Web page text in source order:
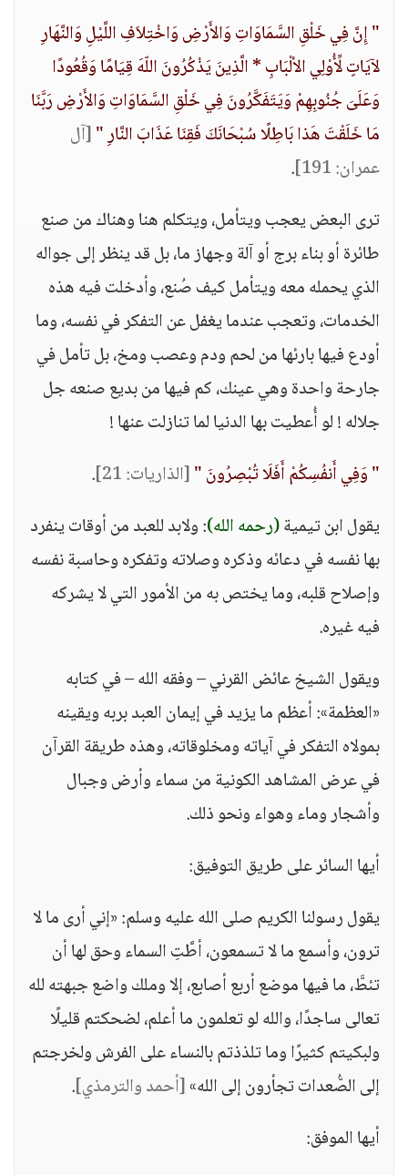
" إِنَّ فِي خَلْقِ السَّمَاوَاتِ وَالأَرْضِ وَاخْتِلاَفِ اللَّيْلِ وَالنَّهَارِ
لآيَاتٍ لِّأُوْلِي الألْبَابِ * الَّذِينَ يَذْكُرُونَ اللّهَ قِيَامًا وَقُعُودًا
وَعَلَىَ جُنُوبِهِمْ وَيَتَفَكَّرُونَ فِي خَلْقِ السَّمَاوَاتِ وَالأَرْضِ رَبَّنَا
مَا خَلَقْتَ هَذا بَاطِلًا سُبْحَانَكَ فَقِنَا عَذَابَ النَّارِ "[آل
عمران: 191]
.
ترى البعض يعجب ويتأمل، ويتكلم هنا وهناك من صنع
طائرة أو بناء برج أو آلة وجهاز ما، بل قد ينظر إلى جواله
الذي يحمله معه ويتأمل كيف صُنع، وأدخلت فيه هذه
الخدمات، وتعجب عندما يغفل عن التفكر في نفسه، وما
أودع فيها بارئها من لحم ودم وعصب ومخ، بل تأمل في
جارحة واحدة وهي عينك، كم فيها من بديع صنعه جل
جلاله ! لو أُعطيت بها الدنيا لما تنازلت عنها !
" وَفِي أَنفُسِكُمْ أَفَلَا تُبْصِرُونَ "[الذاريات: 21]
.
يقول ابن تيمية(رحمه الله): ولابد للعبد من أوقات ينفرد
بها نفسه في دعائه وذكره وصلاته وتفكره وحاسبة نفسه
وإصلاح قلبه، وما يختص به من الأمور التي لا يشركه
فيه غيره.
ويقول الشيخ عائض القرني – وفقه الله – في كتابه
«العظمة»: أعظم ما يزيد في إيمان العبد بربه ويقينه
بمولاه التفكر في آياته ومخلوقاته، وهذه طريقة القرآن
في عرض المشاهد الكونية من سماء وأرض وجبال
وأشجار وماء وهواء ونحو ذلك.
أيها السائر على طريق التوفيق:
يقول رسولنا الكريم صلى الله عليه وسلم: «إني أرى ما لا
ترون، وأسمع ما لا تسمعون، أطَّتِ السماء وحق لها أن
تئطَّ، ما فيها موضع أربع أصابع، إلا وملك واضع جبهته لله
تعالى ساجدًا، والله لو تعلمون ما أعلم، لضحكتم قليلًا
ولبكيتم كثيرًا وما تلذذتم بالنساء على الفرش ولخرجتم
إلى الصُّعدات تجأرون إلى الله»[أحمد والترمذي].
أيها الموفق: